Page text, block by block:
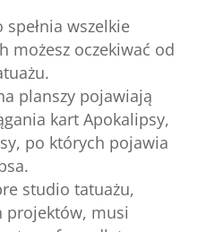
spełnia wszelkie
możesz oczekiwać od
planszy pojawiają
kart Apokalipsy,
po których pojawia
studio tatuażu,
projektów, musi